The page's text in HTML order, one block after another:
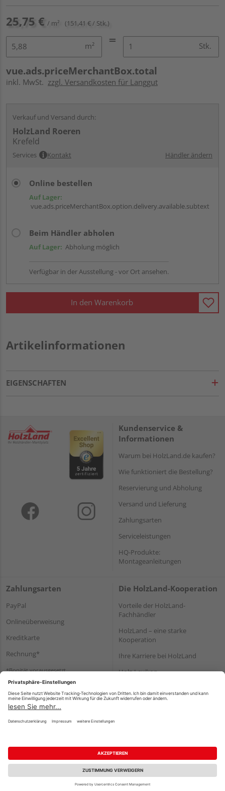
25,75 € / m² (151,41 € / Stk.)
m² Stk.
vue.ads.priceMerchantBox.total
inkl. MwSt. zzgl. Versandkosten für Langgut
Verkauf und Versand durch:
HolzLand Roeren
Krefeld
Services Kontakt Händler ändern
Online bestellen
Auf Lager:
vue.ads.priceMerchantBox.option.delivery.available.subtext
Beim Händler abholen
Auf Lager: Abholung möglich
Verfügbar in der Ausstellung - vor Ort ansehen.
In den Warenkorb
Artikelinformationen
EIGENSCHAFTEN
Kundenservice &
Informationen
Warum bei HolzLand.de kaufen?
Wie funktioniert die Bestellung?
Reservierung und Abholung
Versand und Lieferung
Zahlungsarten
Serviceleistungen
HQ-Produkte:
Montageanleitungen
Zahlungsarten
PayPal
Onlineüberweisung
Kreditkarte
Rechnung*
*Bonität vorausgesetzt
Die HolzLand-Kooperation
Vorteile der HolzLand-
Fachhändler
HolzLand – eine starke
Kooperation
Ihre Karriere bei HolzLand
Holz-Lexikon
Impressum Datenschutz
Nutzungsbedingungen
Barrierefreiheitserklärung
Vertrag widerrufen